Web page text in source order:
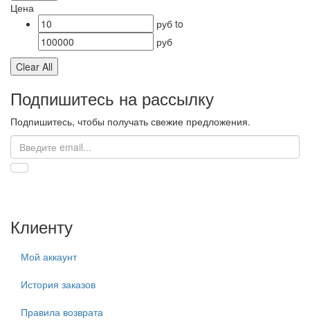
Цена
руб to
руб
Clear All
Подпишитесь на рассылку
Подпишитесь, чтобы получать свежие предложения.
Клиенту
Мой аккаунт
История заказов
Правила возврата